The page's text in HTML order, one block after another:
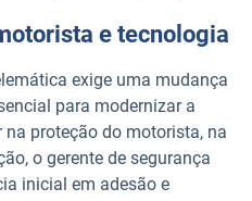
e tecnologia
exige uma mudança
para modernizar a
proteção do motorista, na
o gerente de segurança
inicial em adesão e